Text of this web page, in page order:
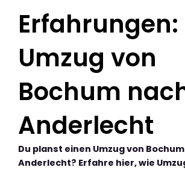
Erfahrungen:
Umzug von
Bochum
Anderlecht
Du planst einen Umzug von
Anderlecht? Erfahre hier, wie